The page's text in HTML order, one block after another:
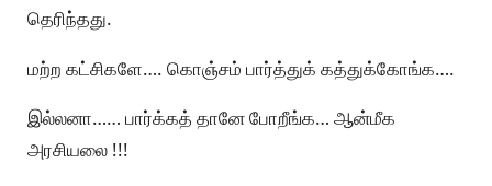
தெரிந்தது.
மற்ற கட்சிகளே…. கொஞ்சம் பார்த்துக் கத்துக்கோங்க….
இல்லனா…… பார்க்கத் தானே போறீங்க… ஆன்மீக
அரசியலை !!!